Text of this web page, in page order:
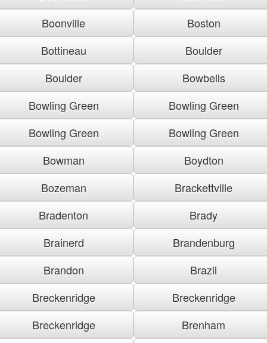
Boonville
Boston
Bottineau
Boulder
Boulder
Bowbells
Bowling Green
Bowling Green
Bowling Green
Bowling Green
Bowman
Boydton
Bozeman
Brackettville
Bradenton
Brady
Brainerd
Brandenburg
Brandon
Brazil
Breckenridge
Breckenridge
Breckenridge
Brenham